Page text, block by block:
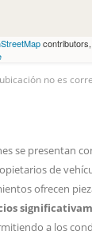
contributors,
no es
se presentan
de
ofrecen
a los